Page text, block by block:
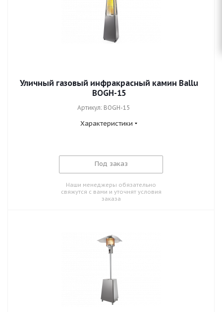
Уличный газовый инфракрасный камин Ballu
BOGH-15
Артикул: BOGH-15
Характеристики
Под заказ
Наши менеджеры обязательно
свяжутся с вами и уточнят условия
заказа